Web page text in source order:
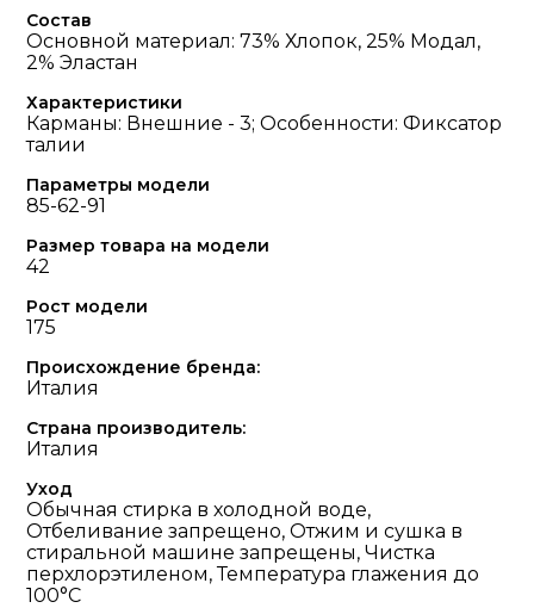
Состав
Основной материал: 73% Хлопок, 25% Модал,
2% Эластан
Характеристики
Карманы: Внешние - 3; Особенности: Фиксатор
талии
Параметры модели
85-62-91
Размер товара на модели
42
Рост модели
175
Происхождение бренда:
Италия
Страна производитель:
Италия
Уход
Обычная стирка в холодной воде,
Отбеливание запрещено, Отжим и сушка в
стиральной машине запрещены, Чистка
перхлорэтиленом, Температура глажения до
100°С